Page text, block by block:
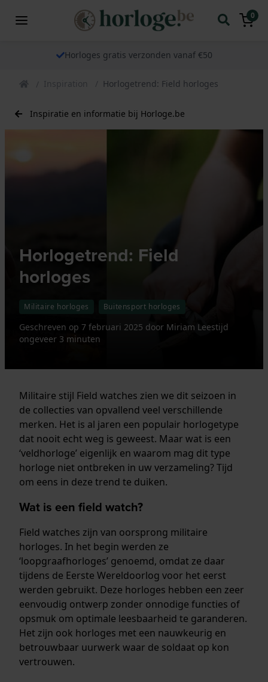
0
Horloges gratis verzonden vanaf €50
Inspiration Horlogetrend: Field horloges
Inspiratie en informatie bij Horloge.be
Horlogetrend: Field
horloges
Militaire horloges Buitensport horloges
Geschreven op 7 februari 2025 door Miriam Leestijd
ongeveer 3 minuten
Militaire stijl Field watches zien we dit seizoen in
de collecties van opvallend veel verschillende
merken. Het is al jaren een populair horlogetype
dat nooit echt weg is geweest. Maar wat is een
‘veldhorloge’ eigenlijk en waarom mag dit type
horloge niet ontbreken in uw verzameling? Tijd
om eens in deze trend te duiken.
Wat is een field watch?
Field watches zijn van oorsprong militaire
horloges. In het begin werden ze
‘loopgraafhorloges’ genoemd, omdat ze daar
tijdens de Eerste Wereldoorlog voor het eerst
werden gebruikt. Deze horloges hebben een zeer
eenvoudig ontwerp zonder onnodige functies of
opsmuk om optimale leesbaarheid te garanderen.
Het zijn ook horloges met een nauwkeurig en
betrouwbaar uurwerk waar de soldaat op kon
vertrouwen.